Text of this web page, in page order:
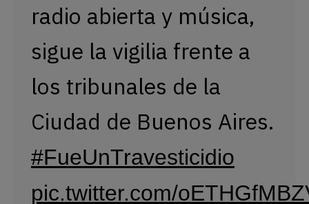
radio abierta y música,
sigue la vigilia frente a
los tribunales de la
Ciudad de Buenos Aires.
#FueUnTravesticidio
pic.twitter.com/